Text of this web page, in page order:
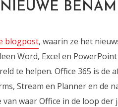
blogpost, waarin ze het
Word, Excel en
te helpen. Office 365 is de
Stream en Planner en de
waar Office in de loop der